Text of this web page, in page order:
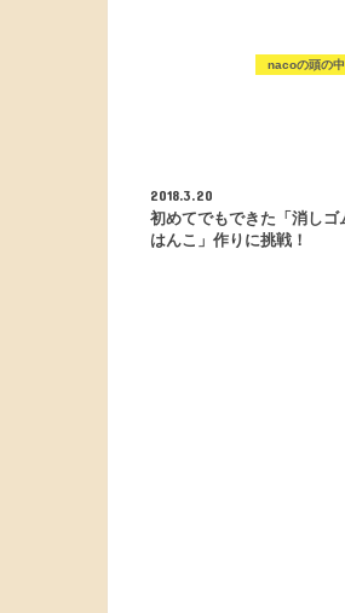
nacoの頭の中
2018.3.20
初めてでもできた「消しゴ
はんこ」作りに挑戦！